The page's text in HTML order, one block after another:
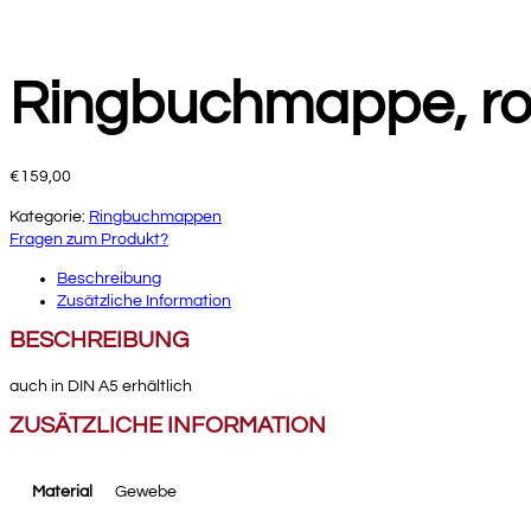
Ringbuchmappe,
€159,00
Kategorie: Ringbuchmappen
Fragen zum Produkt?
Beschreibung
Zusätzliche Information
BESCHREIBUNG
auch in DIN A5 erhältlich
ZUSÄTZLICHE INFORMATION
Material Gewebe